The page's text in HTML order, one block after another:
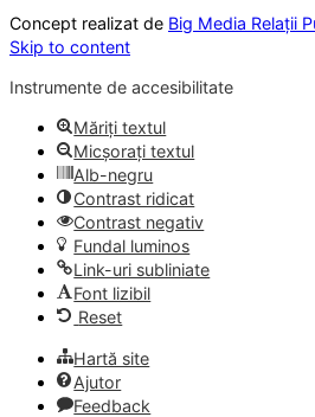
Concept realizat de Big Media Relații
Skip to content
Instrumente de accesibilitate
Măriți textul
Micșorați textul
Alb-negru
Contrast ridicat
Contrast negativ
Fundal luminos
Link-uri subliniate
Font lizibil
Reset
Hartă site
Ajutor
Feedback